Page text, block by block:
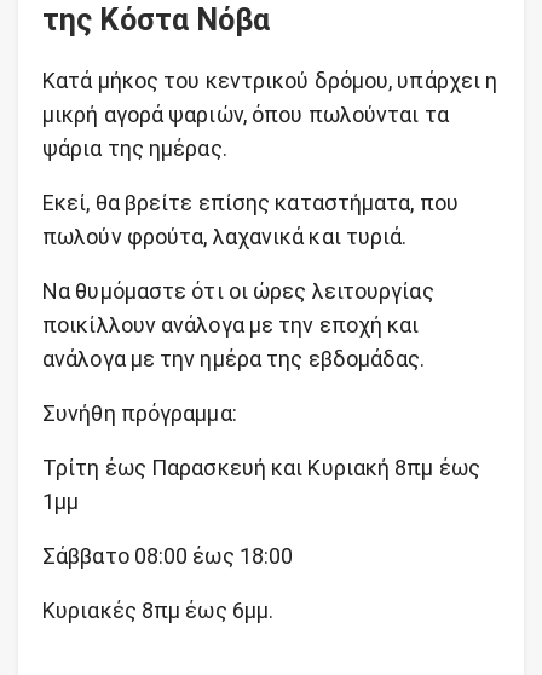
της Κόστα Νόβα
Κατά μήκος του κεντρικού δρόμου, υπάρχει η
μικρή αγορά ψαριών, όπου πωλούνται τα
ψάρια της ημέρας.
Εκεί, θα βρείτε επίσης καταστήματα, που
πωλούν φρούτα, λαχανικά και τυριά.
Να θυμόμαστε ότι οι ώρες λειτουργίας
ποικίλλουν ανάλογα με την εποχή και
ανάλογα με την ημέρα της εβδομάδας.
Συνήθη πρόγραμμα:
Τρίτη έως Παρασκευή και Κυριακή 8πμ έως
1μμ
Σάββατο 08:00 έως 18:00
Κυριακές 8πμ έως 6μμ.